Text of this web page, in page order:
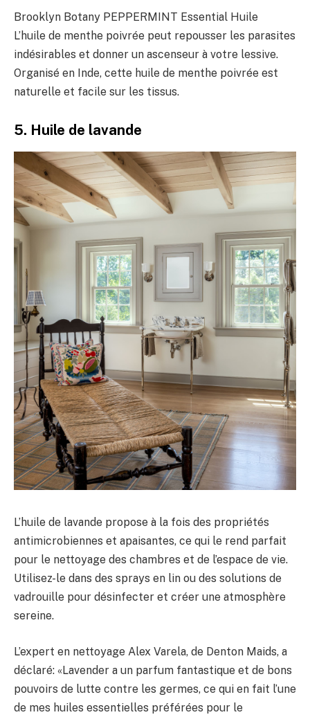
Brooklyn Botany PEPPERMINT Essential Huile
L’huile de menthe poivrée peut repousser les parasites
indésirables et donner un ascenseur à votre lessive.
Organisé en Inde, cette huile de menthe poivrée est
naturelle et facile sur les tissus.
5. Huile de lavande
L’huile de lavande propose à la fois des propriétés
antimicrobiennes et apaisantes, ce qui le rend parfait
pour le nettoyage des chambres et de l’espace de vie.
Utilisez-le dans des sprays en lin ou des solutions de
vadrouille pour désinfecter et créer une atmosphère
sereine.
L’expert en nettoyage Alex Varela, de Denton Maids, a
déclaré: «Lavender a un parfum fantastique et de bons
pouvoirs de lutte contre les germes, ce qui en fait l’une
de mes huiles essentielles préférées pour le